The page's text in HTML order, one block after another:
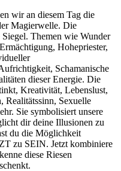
wir an diesem Tag die
Magierwelle. Die
Themen wie Wunder
Hohepriester,
Schamanische
dieser Energie. Die
Kreativität, Lebenslust,
Realitätssinn, Sexuelle
Sie symbolisiert unsere
dir deine Illusionen zu
du die Möglichkeit
zu SEIN. Jetzt kombiniere
diese Riesen